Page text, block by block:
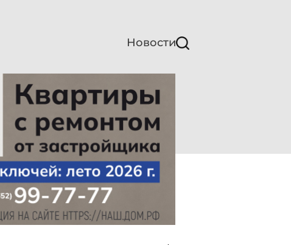
Новости